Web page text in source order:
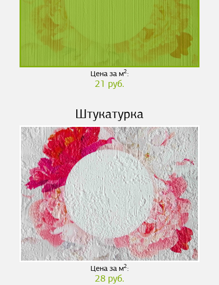
Цена за м2:
21 руб.
Штукатурка
Цена за м2:
28 руб.